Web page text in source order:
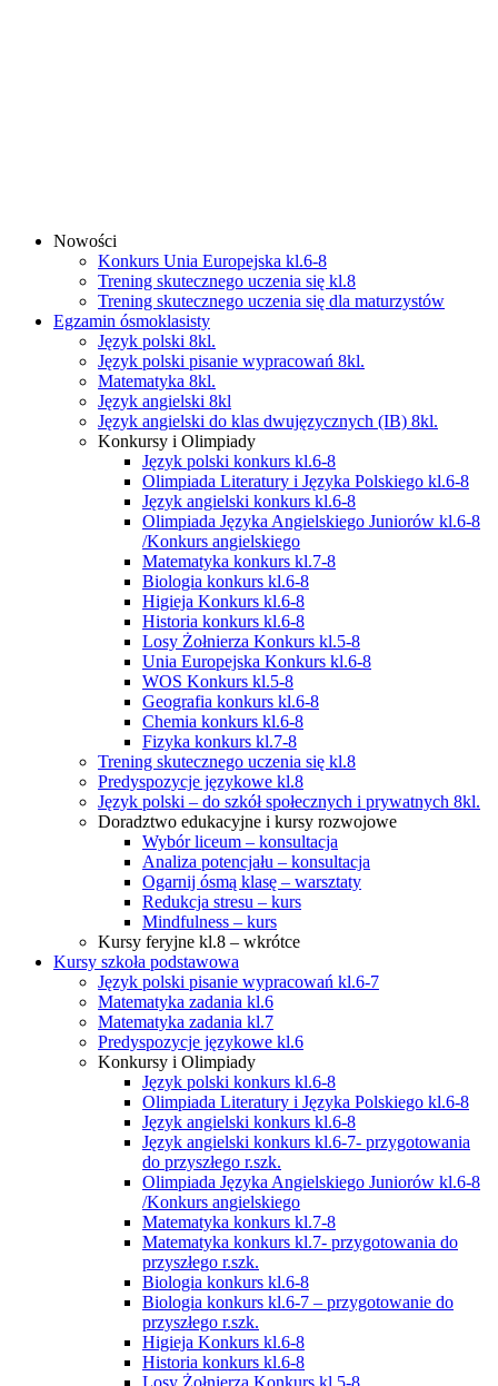
Nowości
Konkurs Unia Europejska kl.6-8
Trening skutecznego uczenia się kl.8
Trening skutecznego uczenia się dla maturzystów
Egzamin ósmoklasisty
Język polski 8kl.
Język polski pisanie wypracowań 8kl.
Matematyka 8kl.
Język angielski 8kl
Język angielski do klas dwujęzycznych (IB) 8kl.
Konkursy i Olimpiady
Język polski konkurs kl.6-8
Olimpiada Literatury i Języka Polskiego kl.6-8
Język angielski konkurs kl.6-8
Olimpiada Języka Angielskiego Juniorów kl.6-8
/Konkurs angielskiego
Matematyka konkurs kl.7-8
Biologia konkurs kl.6-8
Higieja Konkurs kl.6-8
Historia konkurs kl.6-8
Losy Żołnierza Konkurs kl.5-8
Unia Europejska Konkurs kl.6-8
WOS Konkurs kl.5-8
Geografia konkurs kl.6-8
Chemia konkurs kl.6-8
Fizyka konkurs kl.7-8
Trening skutecznego uczenia się kl.8
Predyspozycje językowe kl.8
Język polski – do szkół społecznych i prywatnych 8kl.
Doradztwo edukacyjne i kursy rozwojowe
Wybór liceum – konsultacja
Analiza potencjału – konsultacja
Ogarnij ósmą klasę – warsztaty
Redukcja stresu – kurs
Mindfulness – kurs
Kursy feryjne kl.8 – wkrótce
Kursy szkoła podstawowa
Język polski pisanie wypracowań kl.6-7
Matematyka zadania kl.6
Matematyka zadania kl.7
Predyspozycje językowe kl.6
Konkursy i Olimpiady
Język polski konkurs kl.6-8
Olimpiada Literatury i Języka Polskiego kl.6-8
Język angielski konkurs kl.6-8
Język angielski konkurs kl.6-7- przygotowania
do przyszłego r.szk.
Olimpiada Języka Angielskiego Juniorów kl.6-8
/Konkurs angielskiego
Matematyka konkurs kl.7-8
Matematyka konkurs kl.7- przygotowania do
przyszłego r.szk.
Biologia konkurs kl.6-8
Biologia konkurs kl.6-7 – przygotowanie do
przyszłego r.szk.
Higieja Konkurs kl.6-8
Historia konkurs kl.6-8
Losy Żołnierza Konkurs kl.5-8